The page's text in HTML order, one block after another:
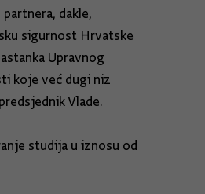
dakle,
sigurnost Hrvatske
Upravnog
koje već dugi niz
Vlade.
studija u iznosu od